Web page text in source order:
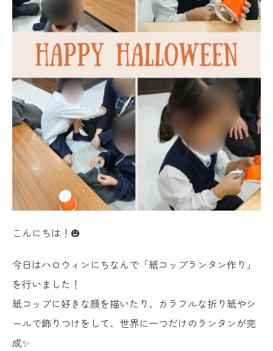
こんにちは！🎃
今日はハロウィンにちなんで「紙コップランタン作り」
を行いました！
紙コップに好きな顔を描いたり、カラフルな折り紙やシ
ールで飾りつけをして、世界に一つだけのランタンが完
成✨